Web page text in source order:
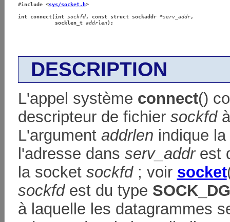
#include <sys/socket.h>
int connect(int sockfd, const struct sockaddr *serv_addr,
            socklen_t
addrlen);
DESCRIPTION
L'appel système connect()
descripteur de fichier sockfdà
L'argument addrlen indique
l'adresse dans serv_addrest
la socket sockfd; voir socket
sockfdest du type
à laquelle les datagrammes